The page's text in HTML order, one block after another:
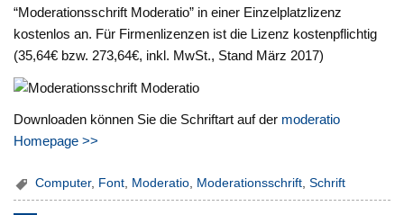
“Moderationsschrift Moderatio” in einer Einzelplatzlizenz
kostenlos an. Für Firmenlizenzen ist die Lizenz kostenpflichtig
(35,64€ bzw. 273,64€, inkl. MwSt., Stand März 2017)
Downloaden können Sie die Schriftart auf der moderatio
Homepage >>
Computer, Font Moderatio Moderationsschrift ,Schrift